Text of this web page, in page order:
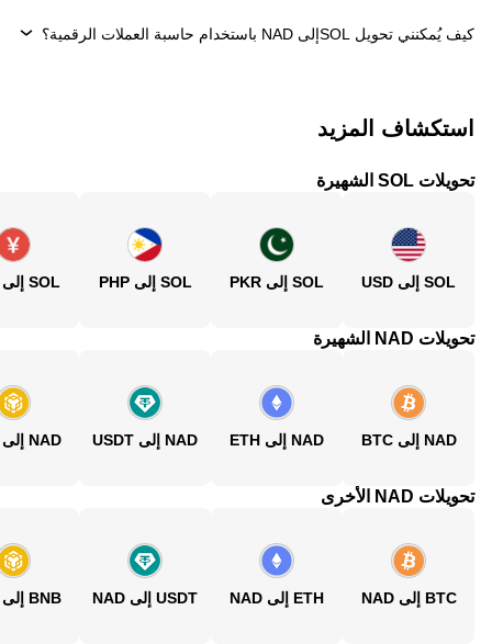
كيف يُمكنني تحويل ‏SOLإلى ‏NAD باستخدام حاسبة العملات الرقمية؟
استكشاف المزيد
تحويلات SOL الشهيرة
SOL إلى USD SOL إلى PKR SOL إلى PHP SOL إلى CNY
تحويلات NAD الشهيرة
NAD إلى BTC NAD إلى ETH NAD إلى USDT NAD إلى BNB
تحويلات NAD الأخرى
BTC إلى NAD ETH إلى NAD USDT إلى NAD BNB إلى NAD